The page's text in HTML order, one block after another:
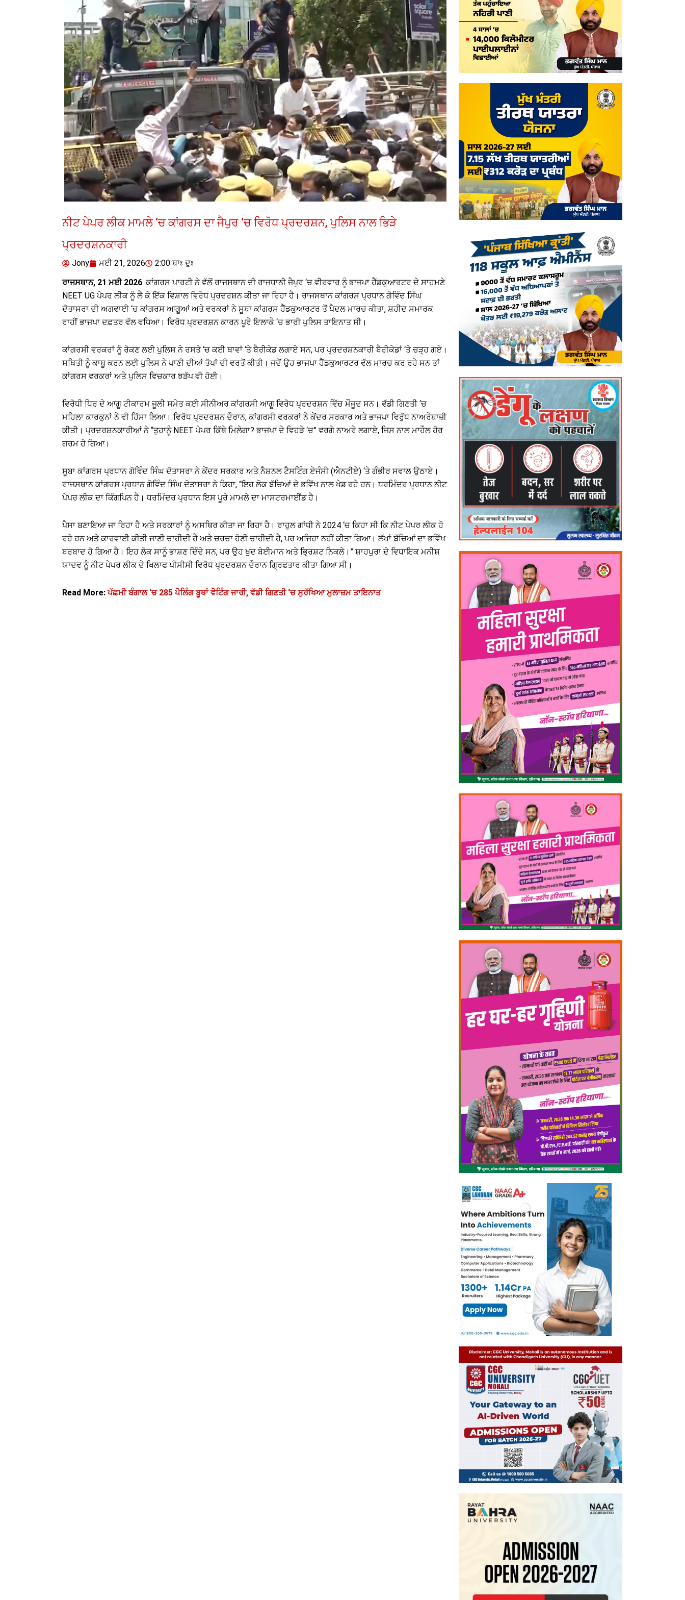
ਨੀਟ ਪੇਪਰ ਲੀਕ ਮਾਮਲੇ ‘ਚ ਕਾਂਗਰਸ ਦਾ ਜੈਪੁਰ ‘ਚ ਵਿਰੋਧ ਪ੍ਰਦਰਸ਼ਨ, ਪੁਲਿਸ ਨਾਲ ਭਿੜੇ
ਪ੍ਰਦਰਸ਼ਨਕਾਰੀ
Jony ਮਈ 21, 2026
2:00 ਬਾਃ ਦੁਃ
ਰਾਜਸਥਾਨ, 21 ਮਈ 2026: ਕਾਂਗਰਸ ਪਾਰਟੀ ਨੇ ਵੱਲੋਂ ਰਾਜਸਥਾਨ ਦੀ ਰਾਜਧਾਨੀ ਜੈਪੁਰ ‘ਚ ਵੀਰਵਾਰ ਨੂੰ ਭਾਜਪਾ ਹੈੱਡਕੁਆਰਟਰ ਦੇ ਸਾਹਮਣੇ
NEET UG ਪੇਪਰ ਲੀਕ ਨੂੰ ਲੈ ਕੇ ਇੱਕ ਵਿਸ਼ਾਲ ਵਿਰੋਧ ਪ੍ਰਦਰਸ਼ਨ ਕੀਤਾ ਜਾ ਰਿਹਾ ਹੈ। ਰਾਜਸਥਾਨ ਕਾਂਗਰਸ ਪ੍ਰਧਾਨ ਗੋਵਿੰਦ ਸਿੰਘ
ਦੋਤਾਸਰਾ ਦੀ ਅਗਵਾਈ ‘ਚ ਕਾਂਗਰਸ ਆਗੂਆਂ ਅਤੇ ਵਰਕਰਾਂ ਨੇ ਸੂਬਾ ਕਾਂਗਰਸ ਹੈੱਡਕੁਆਰਟਰ ਤੋਂ ਪੈਦਲ ਮਾਰਚ ਕੀਤਾ, ਸ਼ਹੀਦ ਸਮਾਰਕ
ਰਾਹੀਂ ਭਾਜਪਾ ਦਫ਼ਤਰ ਵੱਲ ਵਧਿਆ। ਵਿਰੋਧ ਪ੍ਰਦਰਸ਼ਨ ਕਾਰਨ ਪੂਰੇ ਇਲਾਕੇ ‘ਚ ਭਾਰੀ ਪੁਲਿਸ ਤਾਇਨਾਤ ਸੀ।
ਕਾਂਗਰਸੀ ਵਰਕਰਾਂ ਨੂੰ ਰੋਕਣ ਲਈ ਪੁਲਿਸ ਨੇ ਰਸਤੇ ‘ਚ ਕਈ ਥਾਵਾਂ ‘ਤੇ ਬੈਰੀਕੇਡ ਲਗਾਏ ਸਨ, ਪਰ ਪ੍ਰਦਰਸ਼ਨਕਾਰੀ ਬੈਰੀਕੇਡਾਂ ‘ਤੇ ਚੜ੍ਹ ਗਏ।
ਸਥਿਤੀ ਨੂੰ ਕਾਬੂ ਕਰਨ ਲਈ ਪੁਲਿਸ ਨੇ ਪਾਣੀ ਦੀਆਂ ਤੋਪਾਂ ਦੀ ਵਰਤੋਂ ਕੀਤੀ। ਜਦੋਂ ਉਹ ਭਾਜਪਾ ਹੈੱਡਕੁਆਰਟਰ ਵੱਲ ਮਾਰਚ ਕਰ ਰਹੇ ਸਨ ਤਾਂ
ਕਾਂਗਰਸ ਵਰਕਰਾਂ ਅਤੇ ਪੁਲਿਸ ਵਿਚਕਾਰ ਝੜੱਪ ਵੀ ਹੋਈ।
ਵਿਰੋਧੀ ਧਿਰ ਦੇ ਆਗੂ ਟੀਕਾਰਮ ਜੂਲੀ ਸਮੇਤ ਕਈ ਸੀਨੀਅਰ ਕਾਂਗਰਸੀ ਆਗੂ ਵਿਰੋਧ ਪ੍ਰਦਰਸ਼ਨ ਵਿੱਚ ਮੌਜੂਦ ਸਨ। ਵੱਡੀ ਗਿਣਤੀ ‘ਚ
ਮਹਿਲਾ ਕਾਰਕੁਨਾਂ ਨੇ ਵੀ ਹਿੱਸਾ ਲਿਆ। ਵਿਰੋਧ ਪ੍ਰਦਰਸ਼ਨ ਦੌਰਾਨ, ਕਾਂਗਰਸੀ ਵਰਕਰਾਂ ਨੇ ਕੇਂਦਰ ਸਰਕਾਰ ਅਤੇ ਭਾਜਪਾ ਵਿਰੁੱਧ ਨਾਅਰੇਬਾਜ਼ੀ
ਕੀਤੀ। ਪ੍ਰਦਰਸ਼ਨਕਾਰੀਆਂ ਨੇ “ਤੁਹਾਨੂੰ NEET ਪੇਪਰ ਕਿੱਥੇ ਮਿਲੇਗਾ? ਭਾਜਪਾ ਦੇ ਵਿਹੜੇ ‘ਚ” ਵਰਗੇ ਨਾਅਰੇ ਲਗਾਏ, ਜਿਸ ਨਾਲ ਮਾਹੌਲ ਹੋਰ
ਗਰਮ ਹੋ ਗਿਆ।
ਸੂਬਾ ਕਾਂਗਰਸ ਪ੍ਰਧਾਨ ਗੋਵਿੰਦ ਸਿੰਘ ਦੋਤਾਸਰਾ ਨੇ ਕੇਂਦਰ ਸਰਕਾਰ ਅਤੇ ਨੈਸ਼ਨਲ ਟੈਸਟਿੰਗ ਏਜੰਸੀ (ਐਨਟੀਏ) ‘ਤੇ ਗੰਭੀਰ ਸਵਾਲ ਉਠਾਏ।
ਰਾਜਸਥਾਨ ਕਾਂਗਰਸ ਪ੍ਰਧਾਨ ਗੋਵਿੰਦ ਸਿੰਘ ਦੋਤਾਸਰਾ ਨੇ ਕਿਹਾ, “ਇਹ ਲੋਕ ਬੱਚਿਆਂ ਦੇ ਭਵਿੱਖ ਨਾਲ ਖੇਡ ਰਹੇ ਹਨ। ਧਰਮਿੰਦਰ ਪ੍ਰਧਾਨ ਨੀਟ
ਪੇਪਰ ਲੀਕ ਦਾ ਕਿੰਗਪਿਨ ਹੈ। ਧਰਮਿੰਦਰ ਪ੍ਰਧਾਨ ਇਸ ਪੂਰੇ ਮਾਮਲੇ ਦਾ ਮਾਸਟਰਮਾਈਂਡ ਹੈ।
ਪੈਸਾ ਬਣਾਇਆ ਜਾ ਰਿਹਾ ਹੈ ਅਤੇ ਸਰਕਾਰਾਂ ਨੂੰ ਅਸਥਿਰ ਕੀਤਾ ਜਾ ਰਿਹਾ ਹੈ। ਰਾਹੁਲ ਗਾਂਧੀ ਨੇ 2024 ‘ਚ ਕਿਹਾ ਸੀ ਕਿ ਨੀਟ ਪੇਪਰ ਲੀਕ ਹੋ
ਰਹੇ ਹਨ ਅਤੇ ਕਾਰਵਾਈ ਕੀਤੀ ਜਾਣੀ ਚਾਹੀਦੀ ਹੈ ਅਤੇ ਚਰਚਾ ਹੋਣੀ ਚਾਹੀਦੀ ਹੈ, ਪਰ ਅਜਿਹਾ ਨਹੀਂ ਕੀਤਾ ਗਿਆ। ਲੱਖਾਂ ਬੱਚਿਆਂ ਦਾ ਭਵਿੱਖ
ਬਰਬਾਦ ਹੋ ਗਿਆ ਹੈ। ਇਹ ਲੋਕ ਸਾਨੂੰ ਭਾਸ਼ਣ ਦਿੰਦੇ ਸਨ, ਪਰ ਉਹ ਖੁਦ ਬੇਈਮਾਨ ਅਤੇ ਭ੍ਰਿਸ਼ਟ ਨਿਕਲੇ।” ਸ਼ਾਹਪੁਰਾ ਦੇ ਵਿਧਾਇਕ ਮਨੀਸ਼
ਯਾਦਵ ਨੂੰ ਨੀਟ ਪੇਪਰ ਲੀਕ ਦੇ ਖਿਲਾਫ ਪੀਸੀਸੀ ਵਿਰੋਧ ਪ੍ਰਦਰਸ਼ਨ ਦੌਰਾਨ ਗ੍ਰਿਫਤਾਰ ਕੀਤਾ ਗਿਆ ਸੀ।
Read More:ਪੱਛਮੀ ਬੰਗਾਲ ‘ਚ 285 ਪੋਲਿੰਗ ਬੂਥਾਂ ਵੋਟਿੰਗ ਜਾਰੀ, ਵੱਡੀ ਗਿਣਤੀ ‘ਚ ਸੁਰੱਖਿਆ ਮੁਲਾਜ਼ਮ ਤਾਇਨਾਤ